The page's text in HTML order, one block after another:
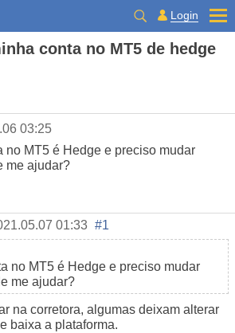
Login
conta no MT5 de hedge
03:25
no MT5 é Hedge e preciso mudar
me ajudar?
01:33 #1
no MT5 é Hedge e preciso mudar
me ajudar?
na corretora, algumas deixam alterar
baixa a plataforma.